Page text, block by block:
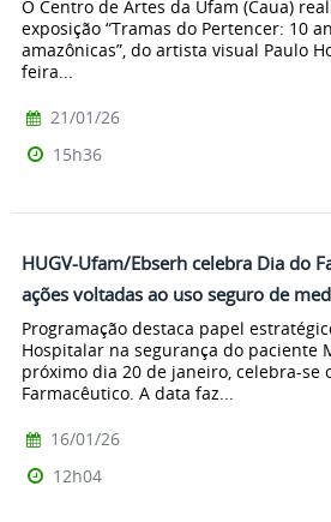
O Centro de Artes da Ufam (Caua)
exposição “Tramas do Pertencer: 10
amazônicas”, do artista visual Paulo
feira...
21/01/26
15h36
HUGV-Ufam/Ebserh celebra Dia do
ações voltadas ao uso seguro de
Programação destaca papel
Hospitalar na segurança do paciente
próximo dia 20 de janeiro, celebra-se
Farmacêutico. A data faz...
16/01/26
12h04